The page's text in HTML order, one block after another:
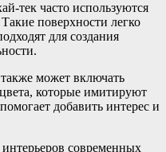
тек часто используются
поверхности легко
для создания
может включать
которые имитируют
добавить интерес и
современных